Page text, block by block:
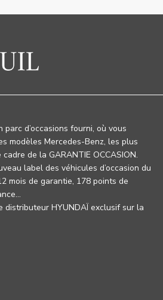
parc d’occasions fourni, où vous
modèles Mercedes-Benz, les plus
de la GARANTIE OCCASION.
label des véhicules d’occasion du
mois de garantie, 178 points de
distributeur HYUNDAÏ exclusif sur la